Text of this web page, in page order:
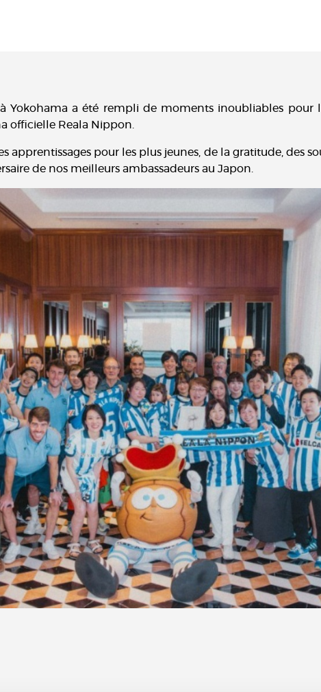
a été rempli de moments inoubliables pour
officielle Reala Nippon.
apprentissages pour les plus jeunes, de la gratitude, des
de nos meilleurs ambassadeurs au Japon.